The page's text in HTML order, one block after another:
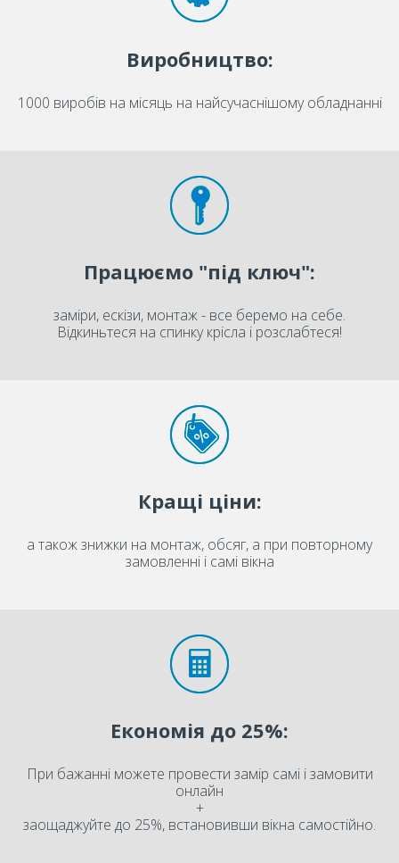
Виробництво:
1000 виробів на місяць на найсучаснішому обладнанні
Працюємо "під ключ":
заміри, ескізи, монтаж - все беремо на себе.
Відкиньтеся на спинку крісла і розслабтеся!
Кращі ціни:
а також знижки на монтаж, обсяг, а при повторному
замовленні і самі вікна
Економія до 25%:
При бажанні можете провести замір самі і замовити
онлайн
+
заощаджуйте до 25%, встановивши вікна самостійно.